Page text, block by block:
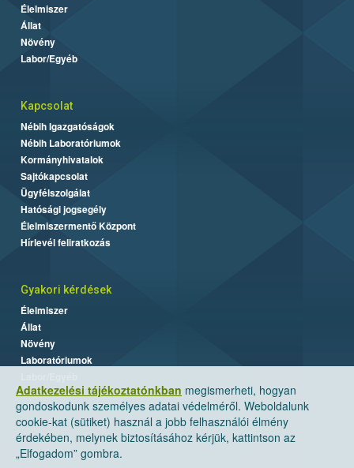
Adatkezelési tájékoztatónkban megismerheti, hogyan
gondoskodunk személyes adatai védelméről. Weboldalunk
cookie-kat (sütiket) használ a jobb felhasználói élmény
érdekében, melynek biztosításához kérjük, kattintson az
„Elfogadom” gombra.
Élelmiszer
Állat
Növény
Labor/Egyéb
Kapcsolat
Nébih Igazgatóságok
Nébih Laboratóriumok
Kormányhivatalok
Sajtókapcsolat
Ügyfélszolgálat
Hatósági jogsegély
Élelmiszermentő Központ
Hírlevél feliratkozás
Gyakori kérdések
Élelmiszer
Állat
Növény
Laboratóriumok